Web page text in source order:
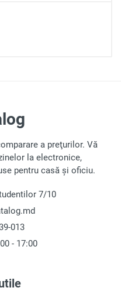
a preţurilor. Vă
la electronice,
pentru casă și oficiu.
7/10
013
- 17:00